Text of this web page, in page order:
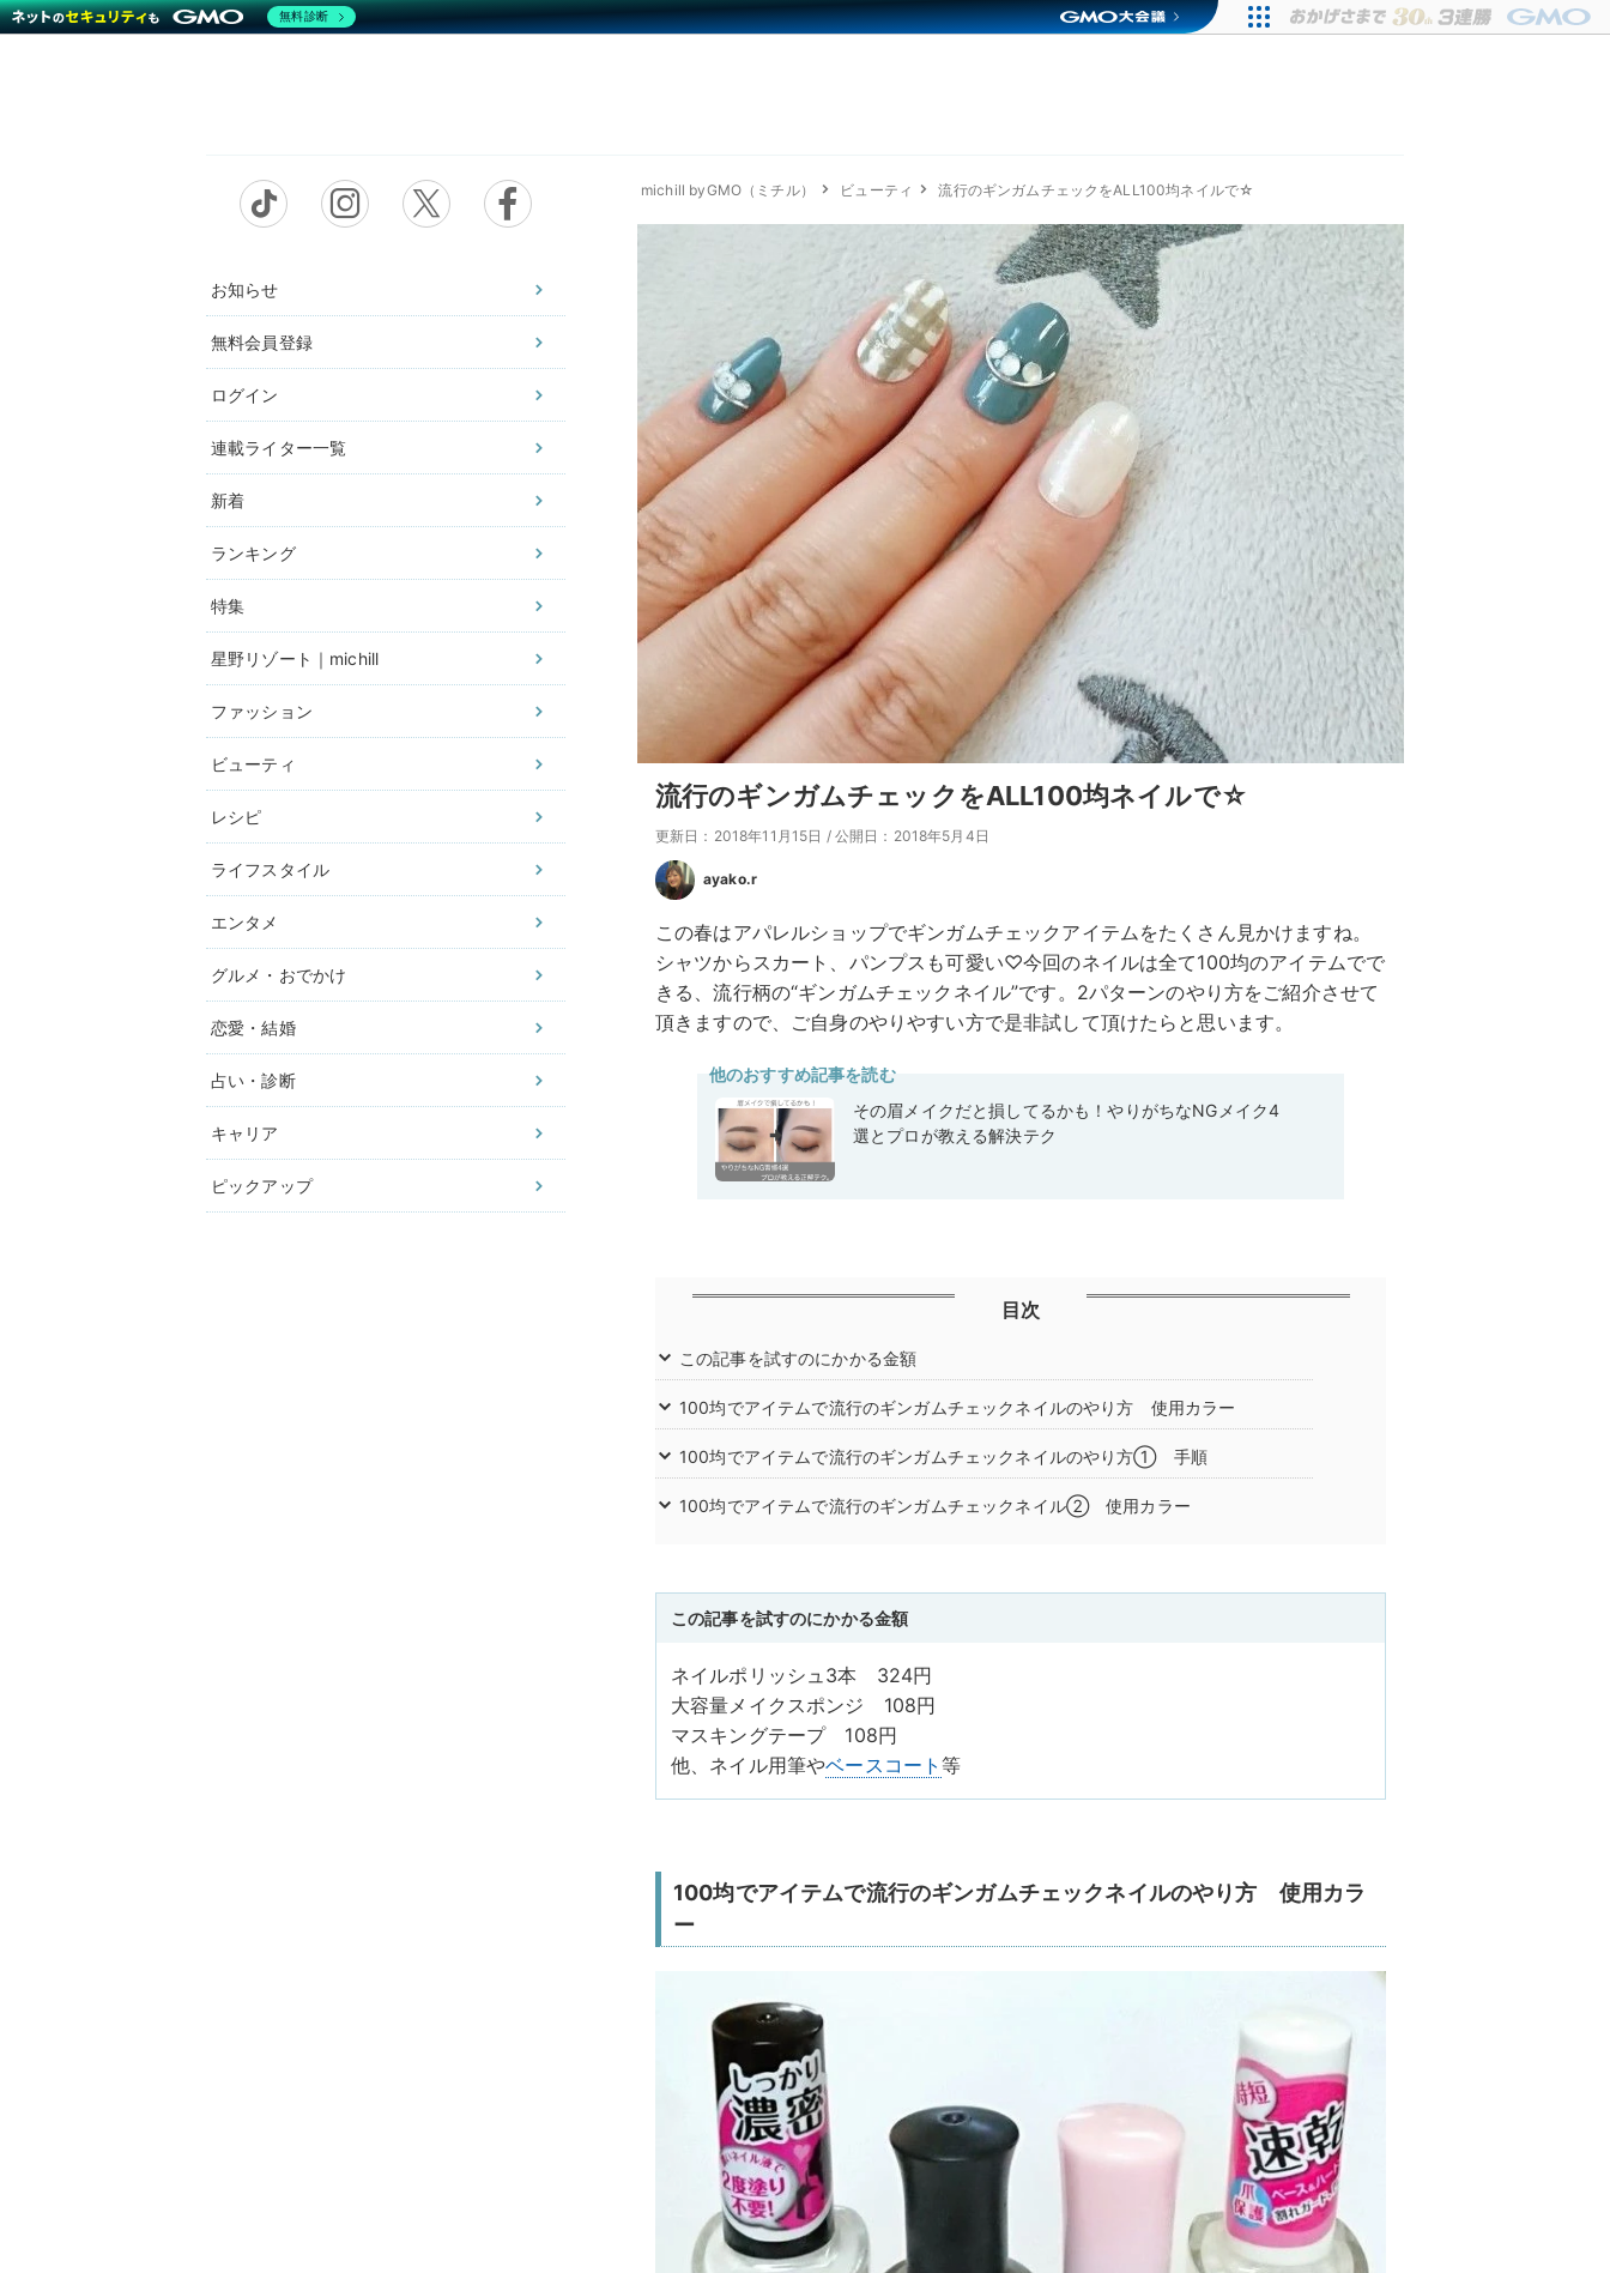
お知らせ
無料会員登録
ログイン
連載ライター一覧
新着
ランキング
特集
星野リゾート｜michill
ファッション
ビューティ
レシピ
ライフスタイル
エンタメ
グルメ・おでかけ
恋愛・結婚
占い・診断
キャリア
ピックアップ
michill byGMO（ミチル） ビューティ 流行のギンガムチェックをALL100均ネイルで☆
流行のギンガムチェックをALL100均ネイルで☆
更新日：2018年11月15日 / 公開日：2018年5月4日
ayako.r
この春はアパレルショップでギンガムチェックアイテムをたくさん見かけますね。
シャツからスカート、パンプスも可愛い♡今回のネイルは全て100均のアイテムでで
きる、流行柄の“ギンガムチェックネイル”です。2パターンのやり方をご紹介させて
頂きますので、ご自身のやりやすい方で是非試して頂けたらと思います。
他のおすすめ記事を読む
その眉メイクだと損してるかも！やりがちなNGメイク4
選とプロが教える解決テク
目次
この記事を試すのにかかる金額
100均でアイテムで流行のギンガムチェックネイルのやり方 使用カラー
100均でアイテムで流行のギンガムチェックネイルのやり方① 手順
100均でアイテムで流行のギンガムチェックネイル② 使用カラー
この記事を試すのにかかる金額
ネイルポリッシュ3本 324円
大容量メイクスポンジ 108円
マスキングテープ 108円
他、ネイル用筆やベースコート等
100均でアイテムで流行のギンガムチェックネイルのやり方 使用カラ
ー
無料診断